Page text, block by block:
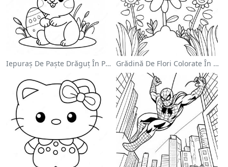
Iepuraș De Paște Drăguț În Pagină De Colorat Grădină De Flori Colorate În Pagină De Colorat